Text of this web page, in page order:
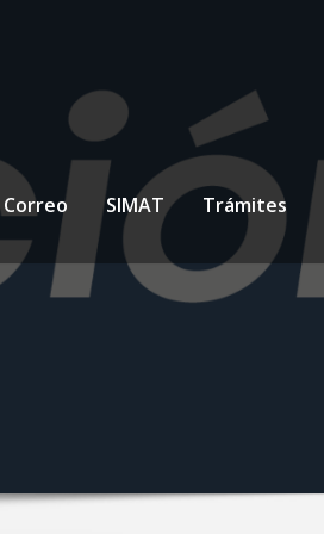
Correo SIMAT Trámites